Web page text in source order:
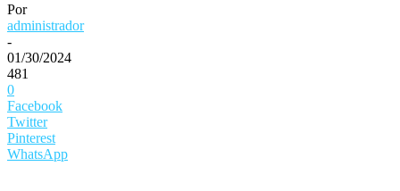
Por
administrador
-
01/30/2024
481
0
Facebook
Twitter
Pinterest
WhatsApp